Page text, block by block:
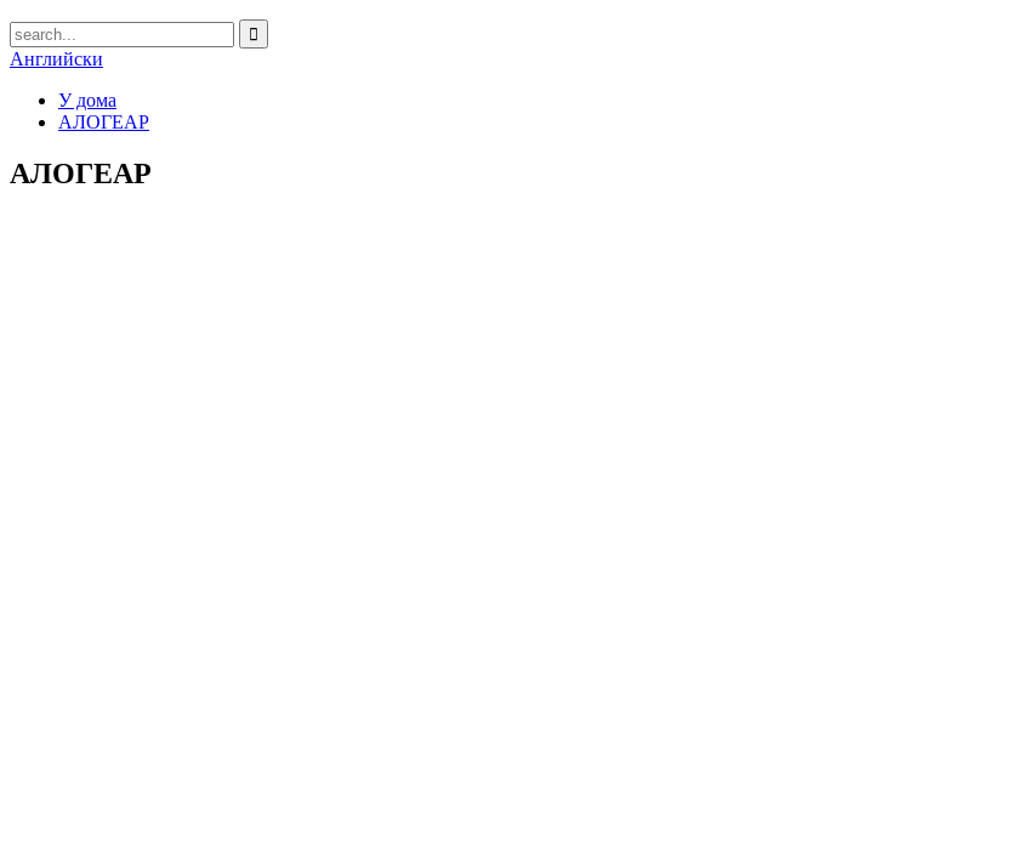
Английски
У дома
АЛОГЕАР
АЛОГЕАР